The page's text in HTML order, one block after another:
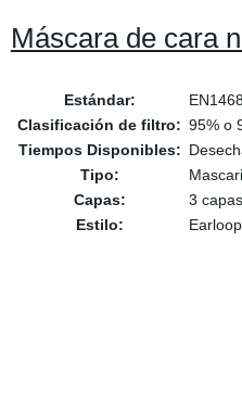
Máscara de cara
Estándar:
Clasificación de filtro: 95% o
Tiempos Disponibles:
Tipo:
Capas:
3 capas
Estilo:
Earloop